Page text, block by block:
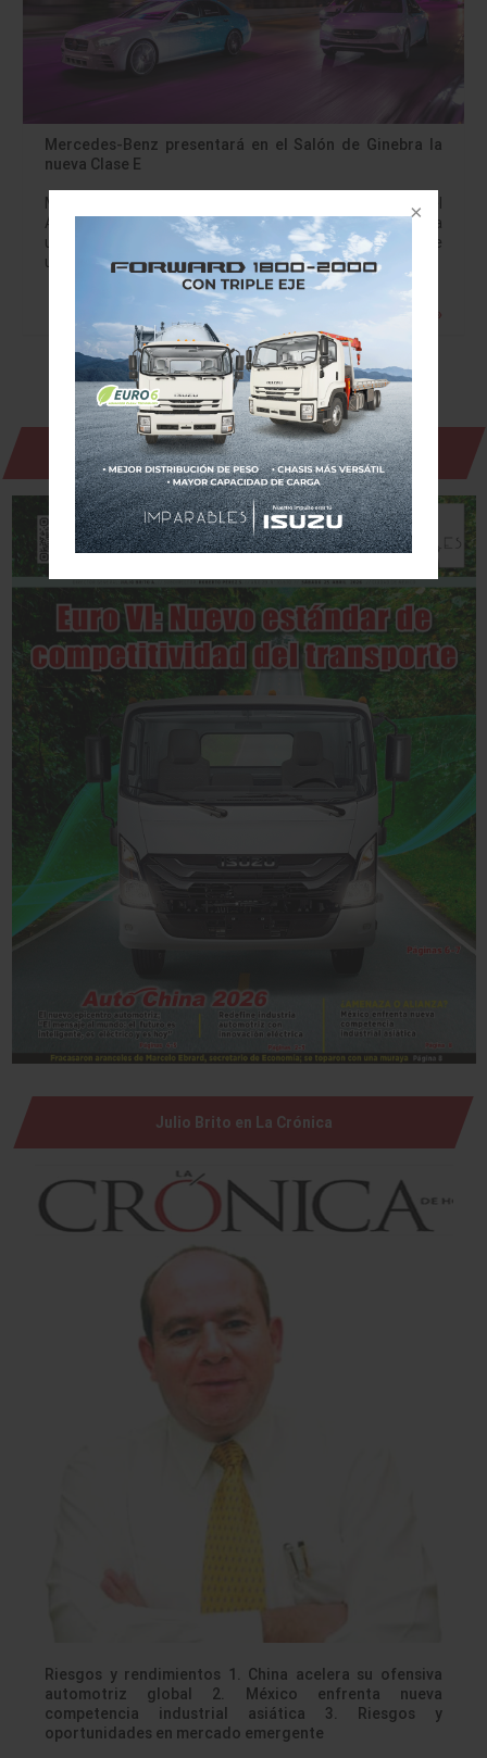
Mercedes-Benz presentará en el Salón de Ginebra la
nueva Clase E
Mercedes-Benz presentará en el Salón Internacional del
Automóvil de Ginebra la Clase E 20202, que experimenta
un importante rediseño. Cuatro años y un millón de
unidades después, el Mercedes-Benz Clase…
Leer más »
Revista Digital
Julio Brito en La Crónica
Riesgos y rendimientos 1. China acelera su ofensiva
automotriz global 2. México enfrenta nueva
competencia industrial asiática 3. Riesgos y
oportunidades en mercado emergente